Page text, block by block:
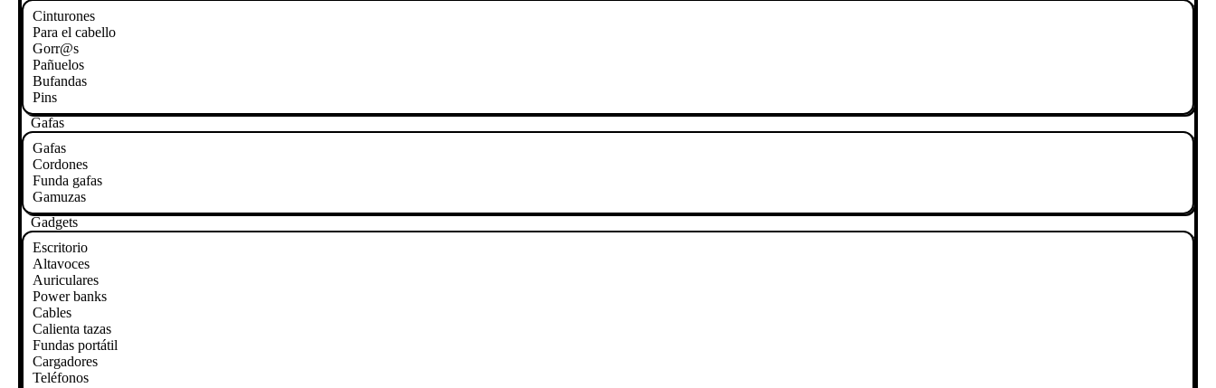
Cinturones
Para el cabello
Gorr@s
Pañuelos
Bufandas
Pins
Gafas
Gafas
Cordones
Funda gafas
Gamuzas
Gadgets
Escritorio
Altavoces
Auriculares
Power banks
Cables
Calienta tazas
Fundas portátil
Cargadores
Teléfonos